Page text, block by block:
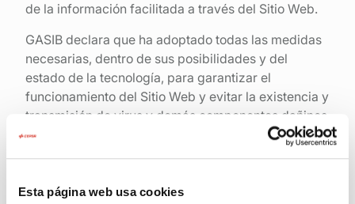
Esta página web usa cookies
de la información facilitada a través del Sitio Web.
GASIB declara que ha adoptado todas las medidas
necesarias, dentro de sus posibilidades y del
estado de la tecnología, para garantizar el
funcionamiento del Sitio Web y evitar la existencia y
transmisión de virus y demás componentes dañinos
a los Usuarios.
responsable de: